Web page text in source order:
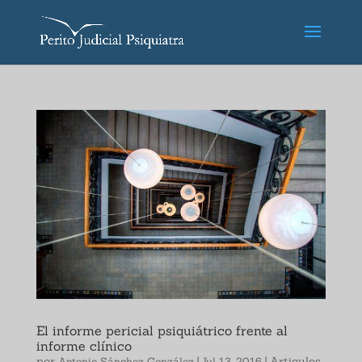
El informe pericial psiquiátrico frente al
informe clínico